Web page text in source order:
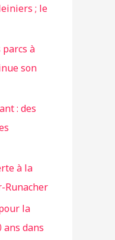
; le
parcs à
son
: des
à la
Runacher
la
dans